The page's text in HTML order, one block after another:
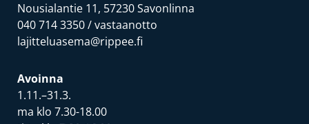
Nousialantie 11, 57230 Savonlinna
040 714 3350/ vastaanotto
lajitteluasema@rippee.fi
Avoinna
1.11.–31.3.
ma klo 7.30-18.00